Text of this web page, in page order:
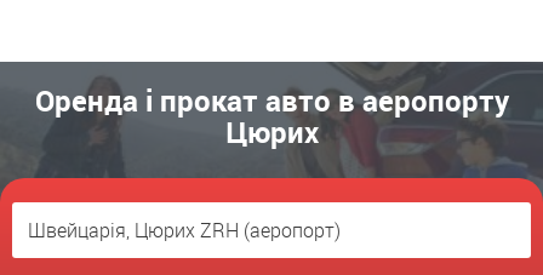
Оренда і прокат авто в аеропорту
Цюрих